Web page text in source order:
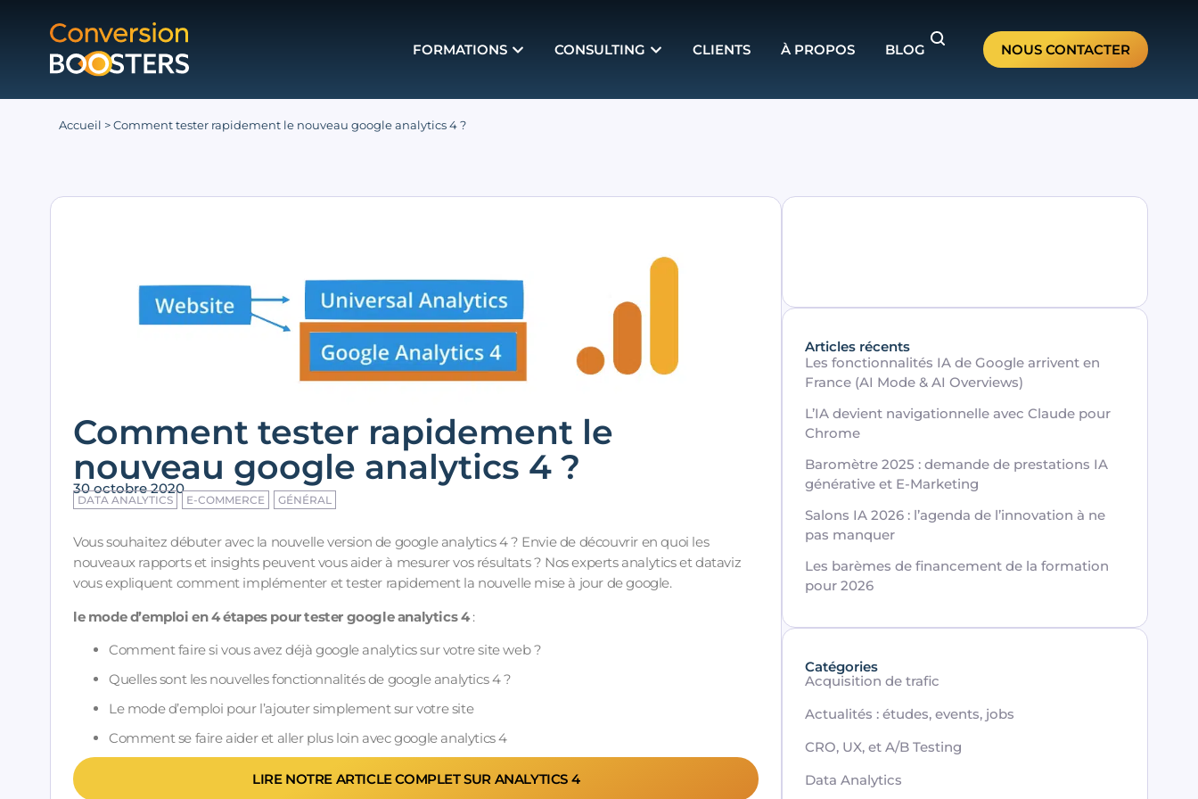
FORMATIONS CONSULTING CLIENTS À PROPOS BLOG NOUS CONTACTER
Accueil >Comment tester rapidement le nouveau google analytics 4 ?
Comment tester rapidement le
nouveau google analytics 4 ?
30 octobre 2020
DATA ANALYTICS E-COMMERCE GÉNÉRAL
Vous souhaitez débuter avec la nouvelle version de google analytics 4 ? Envie de découvrir en quoi les
nouveaux rapports et insights peuvent vous aider à mesurer vos résultats ? Nos experts analytics et dataviz
vous expliquent comment implémenter et tester rapidement la nouvelle mise à jour de google.
le mode d’emploi en 4 étapes pour tester google analytics 4:
Comment faire si vous avez déjà google analytics sur votre site web ?
Quelles sont les nouvelles fonctionnalités de google analytics 4 ?
Le mode d’emploi pour l’ajouter simplement sur votre site
Comment se faire aider et aller plus loin avec google analytics 4
LIRE NOTRE ARTICLE COMPLET SUR ANALYTICS 4
Articles récents
Les fonctionnalités IA de Google arrivent en
France (AI Mode & AI Overviews)
L’IA devient navigationnelle avec Claude pour
Chrome
Baromètre 2025 : demande de prestations IA
générative et E-Marketing
Salons IA 2026 : l’agenda de l’innovation à ne
pas manquer
Les barèmes de financement de la formation
pour 2026
Catégories
Acquisition de trafic
Actualités : études, events, jobs
CRO, UX, et A/B Testing
Data Analytics